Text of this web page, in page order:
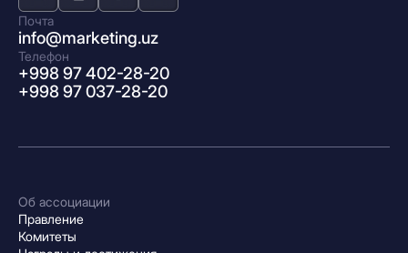
Почта
info@marketing.uz
Телефон
+998 97 402-28-20
+998 97 037-28-20
Об ассоциации
Правление
Комитеты